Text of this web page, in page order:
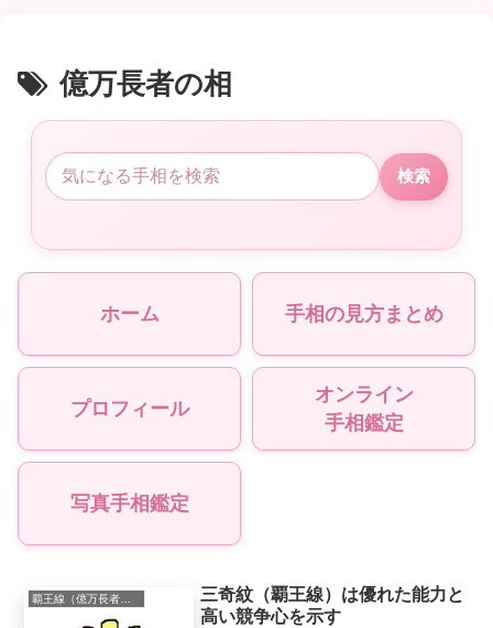
億万長者の相
検索
ホーム 手相の見方まとめ
プロフィール
オンライン
手相鑑定
写真手相鑑定
覇王線（億万長者の相、三奇紋、三喜線）
三奇紋（覇王線）は優れた能力と
高い競争心を示す